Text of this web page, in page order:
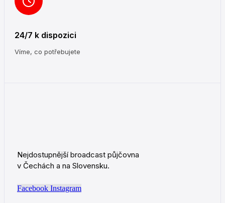
24/7 k dispozici
Víme, co potřebujete
Nejdostupnější broadcast půjčovna
v Čechách a na Slovensku.
Facebook Instagram